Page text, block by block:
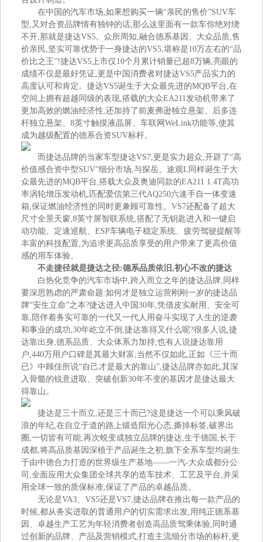
在中国的汽车市场,如果想购买一辆“亲民的售价”SUV车
型,又对合资品牌情有独钟的话,那么这里面有一款车你绝对绕
不开,那就是捷达VS5。众所周知,融合德系基因、大众品质,售
价亲民,坚实可靠优势于一身捷达的VS5,堪称是10万左右的“品
价比之王”!捷达VS5上市仅10个月累计销量已超8万辆,亮眼的
成绩不仅是最好凭证,更是中国消费者对捷达VS5产品实力的
高度认可和肯定。捷达VS5诞生于大众最先进的MQB平台,在
空间上拥有超越同级的表现,搭载的大众EA211发动机带来了
更加高效的燃油经济性,还加持了前麦弗逊独立悬架、后多连
杆独立悬架、8英寸触摸液晶屏、车联网WeLink功能等,使其
成为越级配置的德系合资SUV标杆。
而捷达品牌的当家车型捷达VS7,更是实力超众,开辟了“高
价值感合资中型SUV”细分市场,与探岳、途观L同样诞生于大
众最先进的MQB平台,搭载大众及奥迪同款的EA211 1.4T高功
率涡轮增压发动机,匹配爱信第三代AQ250六速手自一体变速
箱,保证燃油经济性的同时更兼顾可靠性。VS7还配备了超大
尺寸全景天窗,8英寸屏智联系统,搭配了无钥匙进入和一键启
动功能、定速巡航、ESP车辆电子稳定系统、疲劳驾驶提醒等
丰富的科技配置,为追求更高品质享受的用户带来了更高价值
感的用车体验。
不走捷径就是捷达之径:德系品质依旧,初心不改的捷达
白热化竞争的汽车市场中,跨入而立之年的捷达品牌,同样
要深思熟虑的严肃命题:如何才是独立运营刚刚一岁的捷达品
牌“安生立命”之本?捷达进入中国30年,凭借皮实耐用、安全可
靠,陪伴着务实可靠的一代又一代人用奋斗实现了人生的逆袭
和事业的成功,30年屹立不倒,捷达靠得又什么呢?很多人说,捷
达靠出身,德系品质、大众体系力加持;也有人说捷达靠用
户,440万用户口碑是其最大财富;当然不仅如此,正如《三十而
已》中顾佳所说“自己才是最大的靠山”,捷达品牌亦如此,其深
入骨髓的锐意进取、突破创新30年不变的基因才是捷达最大
得靠山。
捷达是三十而立,还是三十而已?这是捷达一个可以乘风破
浪的年纪,在自立于道的路上锻造阳光心态,撕掉标签,破界出
圈,一切皆有可能,再次蜕变成独立品牌的捷达,生于德国,长于
成都,将高品质基因深植于产品诞生之初,旗下全系车型均诞生
于由中德合力打造的世界级生产基地——一汽-大众成都分公
司,全面应用大众集团全球共享的造车技术、工艺及平台,并采
用全球一致的质保标准,保证了产品的卓越品质。
无论是VA3、VS5还是VS7,捷达品牌在推出每一款产品的
时候,都从务实进取的普通用户的切实需求出发,用纯正德系基
因、卓越生产工艺为年轻消费者创造高品质驾乘体验,同时通
过创新的品牌、产品及营销模式,打造主流细分市场的标杆,更